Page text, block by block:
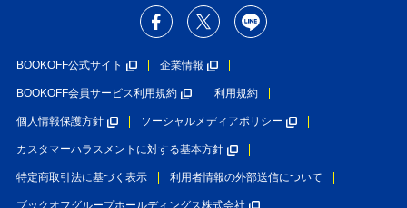
BOOKOFF公式サイト 企業情報
BOOKOFF会員サービス利用規約 利用規約
個人情報保護方針 ソーシャルメディアポリシー
カスタマーハラスメントに対する基本方針
特定商取引法に基づく表示 利用者情報の外部送信について
ブックオフグループホールディングス株式会社